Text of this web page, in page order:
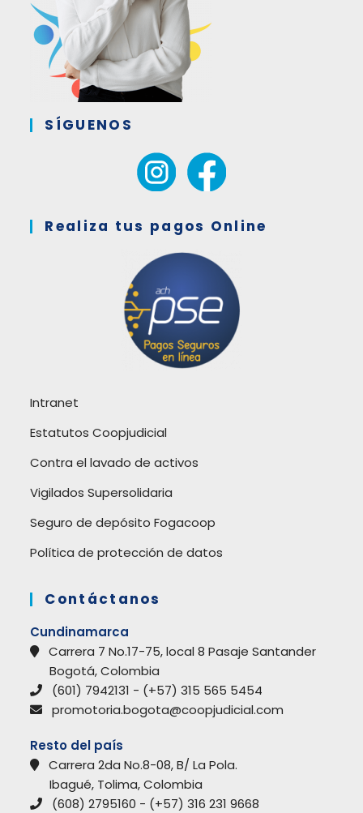
SÍGUENOS
Realiza tus pagos Online
Intranet
Estatutos Coopjudicial
Contra el lavado de activos
Vigilados Supersolidaria
Seguro de depósito Fogacoop
Política de protección de datos
Contáctanos
Cundinamarca
Carrera 7 No.17-75, local 8 Pasaje Santander
Bogotá, Colombia
(601) 7942131 - (+57) 315 565 5454
promotoria.bogota@coopjudicial.com
Resto del país
Carrera 2da No.8-08, B/ La Pola.
Ibagué, Tolima, Colombia
(608) 2795160 - (+57) 316 231 9668